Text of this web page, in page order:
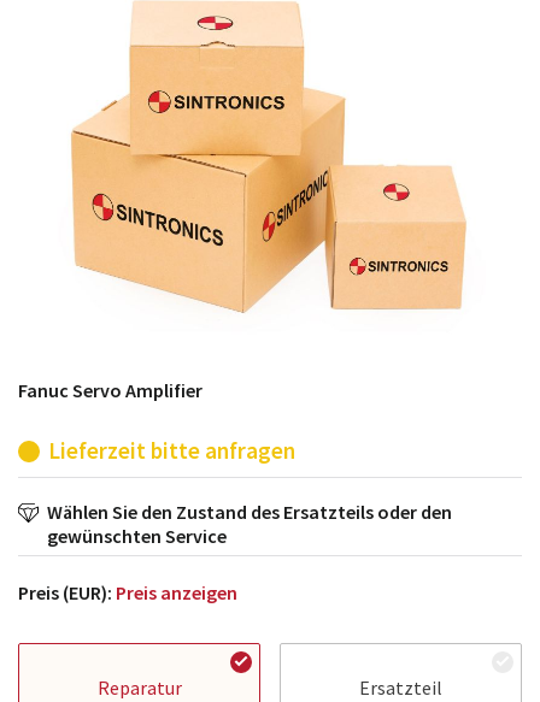
möglich. SINTRONICS ist dann ihr Partner, der
entweder die alten Baugruppen technisch hochwertig
repariert oder ihnen die abgekündigten Baugruppen
aus dem eigenen Lager ersetzt.
Fanuc Servo Amplifier
Lieferzeit bitte anfragen
Wählen Sie den Zustand des Ersatzteils oder den
gewünschten Service
Preis (EUR): Preis anzeigen
Reparatur Ersatzteil